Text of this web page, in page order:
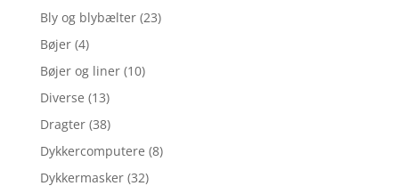
Bly og blybælter (23)
Bøjer (4)
Bøjer og liner (10)
Diverse (13)
Dragter (38)
Dykkercomputere (8)
Dykkermasker (32)